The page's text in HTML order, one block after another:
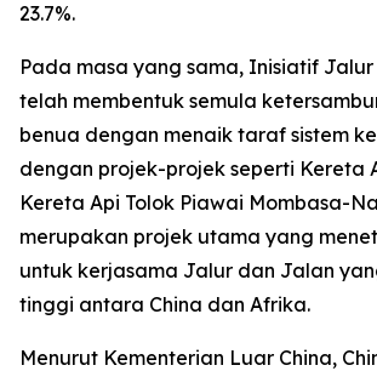
23.7%.
Pada masa yang sama, Inisiatif
telah membentuk semula
benua dengan menaik taraf sistem
dengan projek-projek seperti Kereta
Kereta Api Tolok Piawai Mombasa-
merupakan projek utama yang
untuk kerjasama Jalur dan Jalan
tinggi antara China dan Afrika.
Menurut Kementerian Luar China,